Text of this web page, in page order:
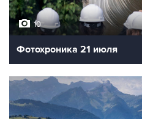
10
Фотохроника 21 июля